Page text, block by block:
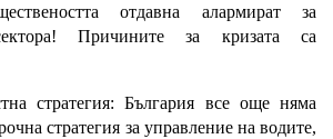
отдавна алармират за
Причините за кризата са
стратегия: България все още няма
стратегия за управление на водите,